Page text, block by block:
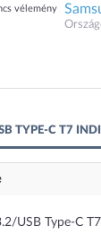
vélemény
TYPE-C T7
USB Type-C